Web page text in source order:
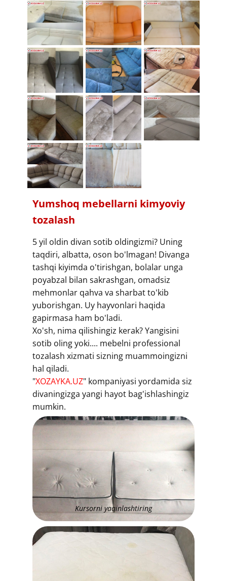
​​​Yumshoq mebellarni kimyoviy
tozalash
​5 yil oldin divan sotib oldingizmi? Uning
taqdiri, albatta, oson bo'lmagan! Divanga
tashqi kiyimda o'tirishgan, bolalar unga
poyabzal bilan sakrashgan, omadsiz
mehmonlar qahva va sharbat to'kib
yuborishgan. Uy hayvonlari haqida
gapirmasa ham bo'ladi.
Xo'sh, nima qilishingiz kerak? Yangisini
sotib oling yoki.... mebelni professional
tozalash xizmati sizning muammoingizni
hal qiladi.
"XOZAYKA.UZ" kompaniyasi yordamida siz
divaningizga yangi hayot bag'ishlashingiz
mumkin.
​Kursorni yaqinlashtiring